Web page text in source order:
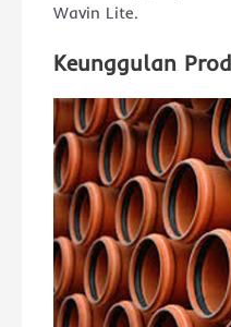
Wavin Lite.
Keunggulan